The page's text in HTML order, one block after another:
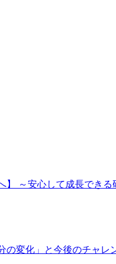
】 ～安心して成長でき
の変化」と今後のチャレ